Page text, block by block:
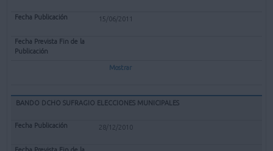
15/06/2011
Mostrar
BANDO DCHO SUFRAGIO ELECCIONES MUNICIPALES
28/12/2010